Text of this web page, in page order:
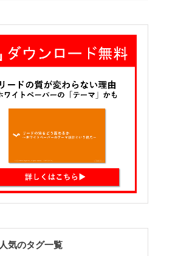
人気のタグ一覧